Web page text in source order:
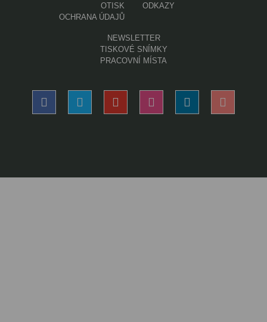
OTISK
OCHRANA ÚDAJŮ
ODKAZY
NEWSLETTER
TISKOVÉ SNÍMKY
PRACOVNÍ MÍSTA